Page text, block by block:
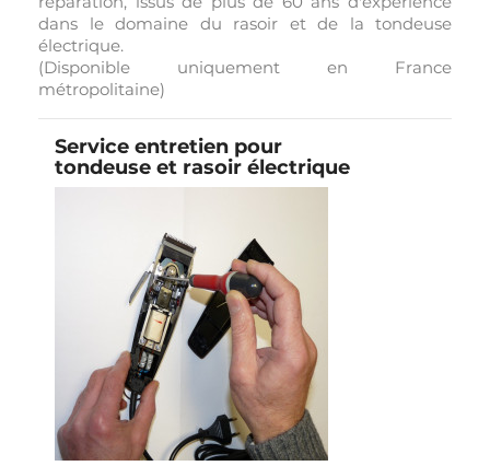
dans le domaine du rasoir et de la tondeuse
électrique.
(Disponible uniquement en France
métropolitaine)
Service entretien pour
tondeuse et rasoir électrique